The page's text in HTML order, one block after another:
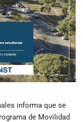
informa que se
de Movilidad